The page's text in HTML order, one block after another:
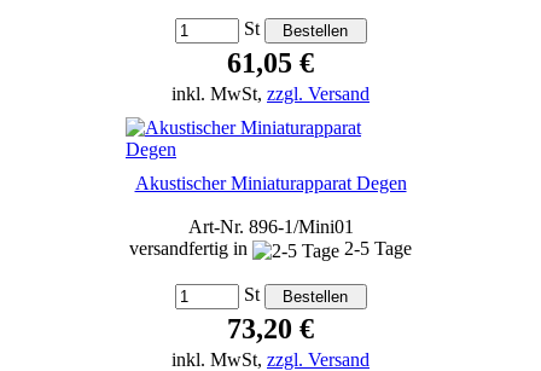
St
61,05 €
inkl. MwSt, zzgl. Versand
Akustischer Miniaturapparat Degen
Art-Nr. 896-1/Mini01
versandfertig in
2-5 Tage
St
73,20 €
inkl. MwSt, zzgl. Versand